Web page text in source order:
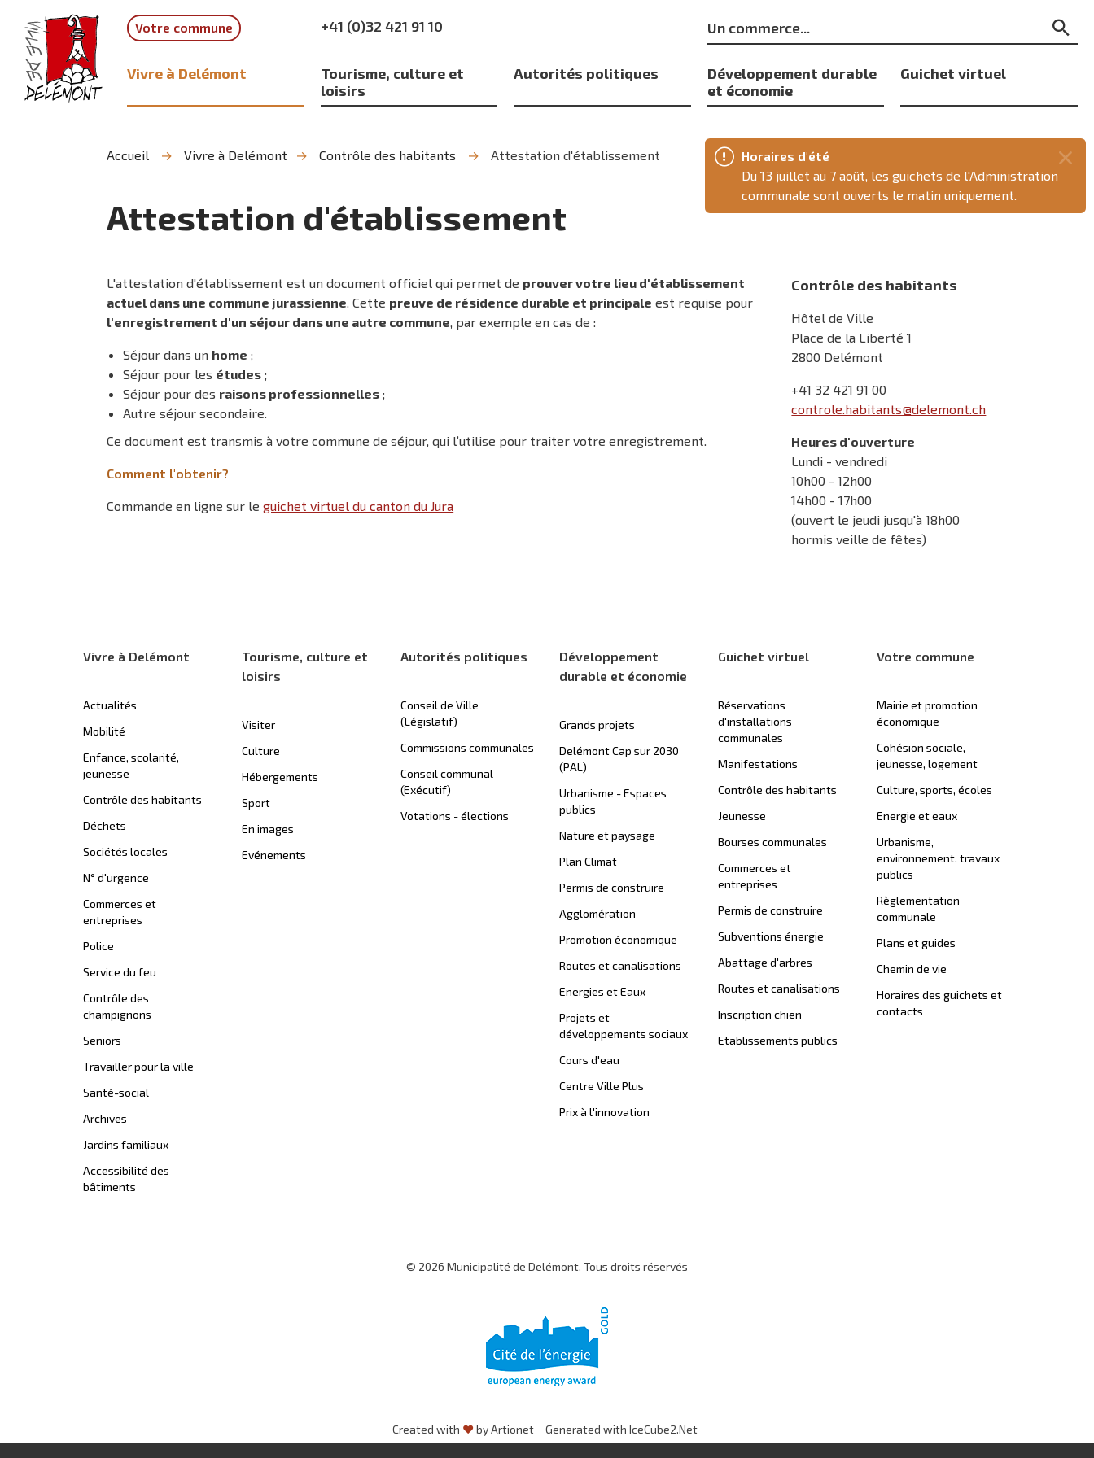
recherche
contenu
navigation
Horaires d'été
Du 13 juillet au 7 août, les guichets de l'Administration
communale sont ouverts le matin uniquement.
Votre commune +41 (0)32 421 91 10
Mots
clés
Vivre à Delémont
Tourisme, culture et
loisirs
Autorités politiques
Développement durable
et économie
Guichet virtuel
Accueil Vivre à Delémont Contrôle des habitants Attestation d'établissement
Attestation d'établissement
L'attestation d'établissement est un document officiel qui permet de prouver votre lieu d'établissement
actuel dans une commune jurassienne. Cette preuve de résidence durable et principale est requise pour
l'enregistrement d'un séjour dans une autre commune, par exemple en cas de :
Séjour dans un home ;
Séjour pour les études ;
Séjour pour des raisons professionnelles ;
Autre séjour secondaire.
Ce document est transmis à votre commune de séjour, qui l’utilise pour traiter votre enregistrement.
Comment l'obtenir?
Commande en ligne sur leguichet virtuel du canton du Jura
Contrôle des habitants
Hôtel de Ville
Place de la Liberté 1
2800 Delémont
+41 32 421 91 00
controle.habitants@delemont.ch
Heures d'ouverture
Lundi - vendredi
10h00 - 12h00
14h00 - 17h00
(ouvert le jeudi jusqu'à 18h00
hormis veille de fêtes)
Vivre à Delémont
Actualités
Mobilité
Enfance, scolarité,
jeunesse
Contrôle des habitants
Déchets
Sociétés locales
N° d'urgence
Commerces et
entreprises
Police
Service du feu
Contrôle des
champignons
Seniors
Travailler pour la ville
Santé-social
Archives
Jardins familiaux
Accessibilité des
bâtiments
Tourisme, culture et
loisirs
Visiter
Culture
Hébergements
Sport
En images
Evénements
Autorités politiques
Conseil de Ville
(Législatif)
Commissions communales
Conseil communal
(Exécutif)
Votations - élections
Développement
durable et économie
Grands projets
Delémont Cap sur 2030
(PAL)
Urbanisme - Espaces
publics
Nature et paysage
Plan Climat
Permis de construire
Agglomération
Promotion économique
Routes et canalisations
Energies et Eaux
Projets et
développements sociaux
Cours d'eau
Centre Ville Plus
Prix à l'innovation
Guichet virtuel
Réservations
d'installations
communales
Manifestations
Contrôle des habitants
Jeunesse
Bourses communales
Commerces et
entreprises
Permis de construire
Subventions énergie
Abattage d'arbres
Routes et canalisations
Inscription chien
Etablissements publics
Votre commune
Mairie et promotion
économique
Cohésion sociale,
jeunesse, logement
Culture, sports, écoles
Energie et eaux
Urbanisme,
environnement, travaux
publics
Règlementation
communale
Plans et guides
Chemin de vie
Horaires des guichets et
contacts
© 2026 Municipalité de Delémont. Tous droits réservés
Created with ♥by Artionet Generated with IceCube2.Net